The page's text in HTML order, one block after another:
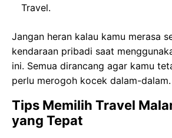
Travel.
Jangan heran kalau kamu merasa
kendaraan pribadi saat
ini. Semua dirancang agar kamu
perlu merogoh kocek dalam-dalam.
Tips Memilih Travel
yang Tepat